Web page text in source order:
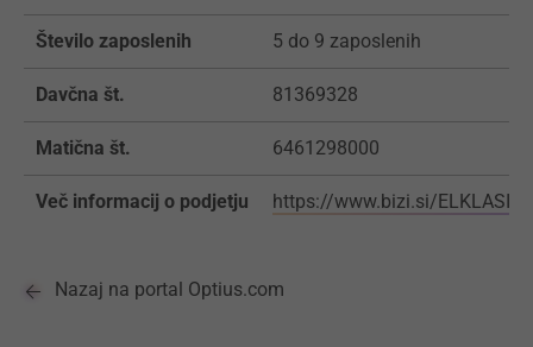
Število zaposlenih 5 do 9 zaposlenih
Davčna št. 81369328
Matična št. 6461298000
Več informacij o podjetju https://www.bizi.si/
Nazaj na portal Optius.com